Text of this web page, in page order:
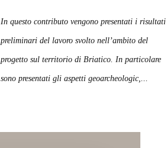
In questo contributo vengono presentati i risultati
preliminari del lavoro svolto nell’ambito del
progetto sul territorio di Briatico. In particolare
sono presentati gli aspetti geoarcheologic,...